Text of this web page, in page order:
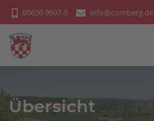
Bitte
beachten
Sie:
Diese
Website
ein
Barrierefreiheitssystem.
05650 9697-0 info@cornberg.de
Übersicht